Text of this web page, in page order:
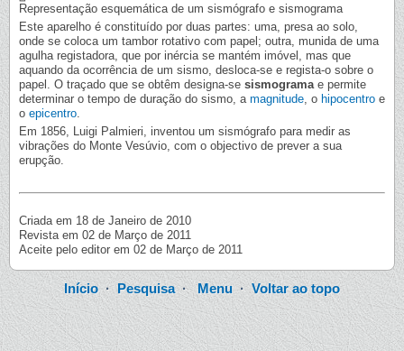
Representação esquemática de um sismógrafo e sismograma
Este aparelho é constituído por duas partes: uma, presa ao solo,
onde se coloca um tambor rotativo com papel; outra, munida de uma
agulha registadora, que por inércia se mantém imóvel, mas que
aquando da ocorrência de um sismo, desloca-se e regista-o sobre o
papel. O traçado que se obtêm designa-se sismogramae permite
determinar o tempo de duração do sismo, a magnitude, o hipocentro e
o epicentro.
Em 1856, Luigi Palmieri, inventou um sismógrafo para medir as
vibrações do Monte Vesúvio, com o objectivo de prever a sua
erupção.
Criada em 18 de Janeiro de 2010
Revista em 02 de Março de 2011
Aceite pelo editor em 02 de Março de 2011
Início·Pesquisa·Menu ·Voltar ao topo